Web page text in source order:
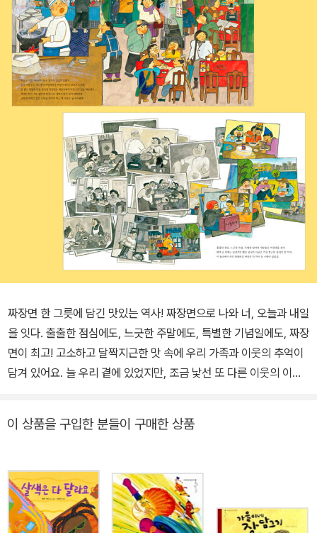
짜장면 한 그릇에 담긴 맛있는 역사! 짜장면으로 나와 너, 오늘과 내일
을 잇다. 출출한 점심에도, 느긋한 주말에도, 특별한 기념일에도, 짜장
면이 최고! 고소하고 달짝지근한 맛 속에 우리 가족과 이웃의 추억이
담겨 있어요. 늘 우리 곁에 있었지만, 조금 낯선 또 다른 이웃의 이야
가 숨어 있을까요? 우리 문화 그림책 ‘온고지신’ 시리즈 20번째 그림
오늘을 살고 내일을 열어 갈 수 있도록, 어제에서 건져 올린 빛나는 것
들을 오늘에 맞게 갈고 다듬어 전한다’는 기치를 걸고 시작한 우리 문
화 그림책 시리즈입니다. 그간 국내외 여러 기관과 단체에서 좋은 책
이 상품을 구입한 분들이 구매한 상품